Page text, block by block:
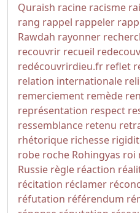
Quraish racine racisme
rang rappel rappeler
Rawdah rayonner
recouvrir recueil
redécouvrirdieu.fr reflet
relation internationale
remerciement remède
représentation respect
ressemblance retenu
rhétorique richesse
robe roche Rohingyas roi
Russie règle réaction
récitation réclamer
réfutation référendum